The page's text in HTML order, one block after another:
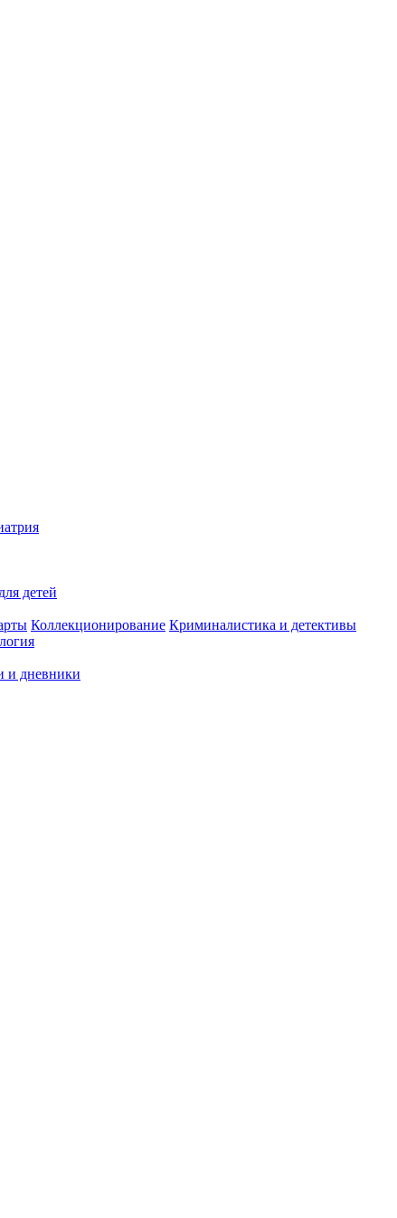
детей
Коллекционирование Криминалистика и детективы
и дневники